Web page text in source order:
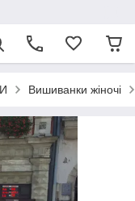
Вишиванки жіночі